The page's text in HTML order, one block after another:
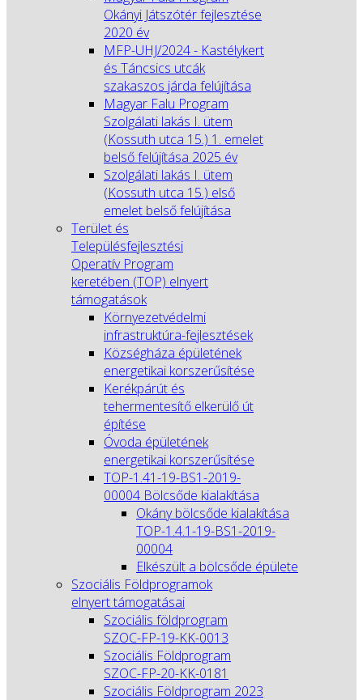
Okányi Játszótér fejlesztése
2020 év
MFP-UHJ/2024 - Kastélykert
és Táncsics utcák
szakaszos járda felújítása
Magyar Falu Program
Szolgálati lakás I. ütem
(Kossuth utca 15.) 1. emelet
belső felújítása 2025 év
Szolgálati lakás I. ütem
(Kossuth utca 15.) első
emelet belső felújítása
Terület és
Településfejlesztési
Operatív Program
keretében (TOP) elnyert
támogatások
Környezetvédelmi
infrastruktúra-fejlesztések
Községháza épületének
energetikai korszerűsítése
Kerékpárút és
tehermentesítő elkerülő út
építése
Óvoda épületének
energetikai korszerűsítése
TOP-1.41-19-BS1-2019-
00004 Bölcsőde kialakítása
Okány bölcsőde kialakítása
TOP-1.4.1-19-BS1-2019-
00004
Elkészült a bölcsőde épülete
Szociális Földprogramok
elnyert támogatásai
Szociális földprogram
SZOC-FP-19-KK-0013
Szociális Földprogram
SZOC-FP-20-KK-0181
Szociális Földprogram 2023